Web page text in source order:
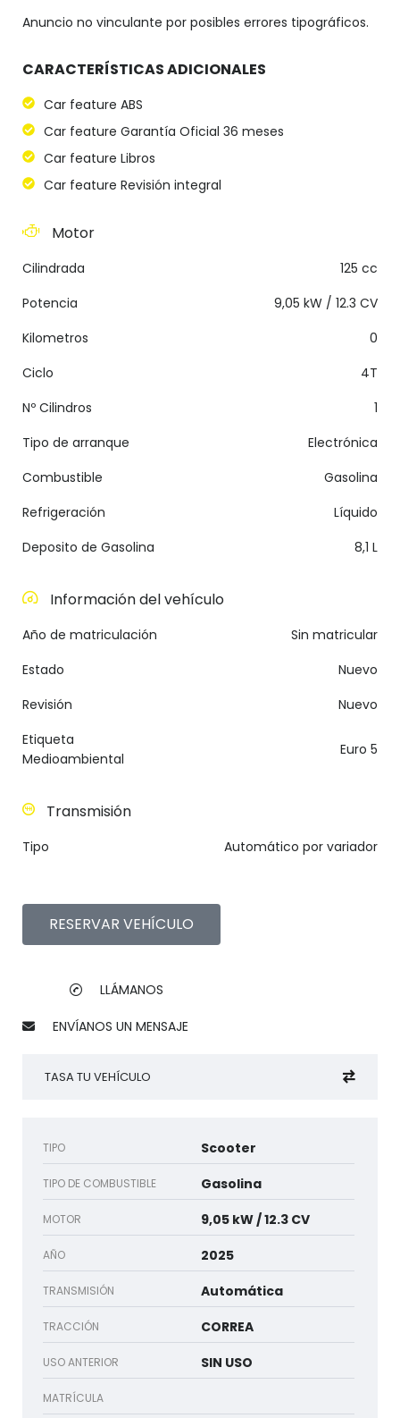
Anuncio no vinculante por posibles errores tipográficos.
CARACTERÍSTICAS ADICIONALES
Car feature ABS
Car feature Garantía Oficial 36 meses
Car feature Libros
Car feature Revisión integral
Motor
Cilindrada
125 cc
Potencia
9,05 kW / 12.3 CV
Kilometros
0
Ciclo
4T
Nº Cilindros
1
Tipo de arranque
Electrónica
Combustible
Gasolina
Refrigeración
Líquido
Deposito de Gasolina
8,1 L
Información del vehículo
Año de matriculación
Sin matricular
Estado
Nuevo
Revisión
Nuevo
Etiqueta
Medioambiental
Euro 5
Transmisión
Tipo Automático por variador
RESERVAR VEHÍCULO
LLÁMANOS
ENVÍANOS UN MENSAJE
TASA TU VEHÍCULO
TIPO Scooter
TIPO DE COMBUSTIBLE Gasolina
MOTOR 9,05 kW / 12.3 CV
AÑO 2025
TRANSMISIÓN Automática
TRACCIÓN CORREA
USO ANTERIOR SIN USO
MATRÍCULA